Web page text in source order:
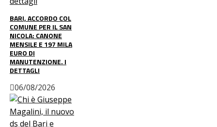
BARI, ACCORDO COL
COMUNE PER IL SAN
NICOLA: CANONE
MENSILE E 197 MILA
EURO DI
MANUTENZIONE. I
DETTAGLI
06/08/2026